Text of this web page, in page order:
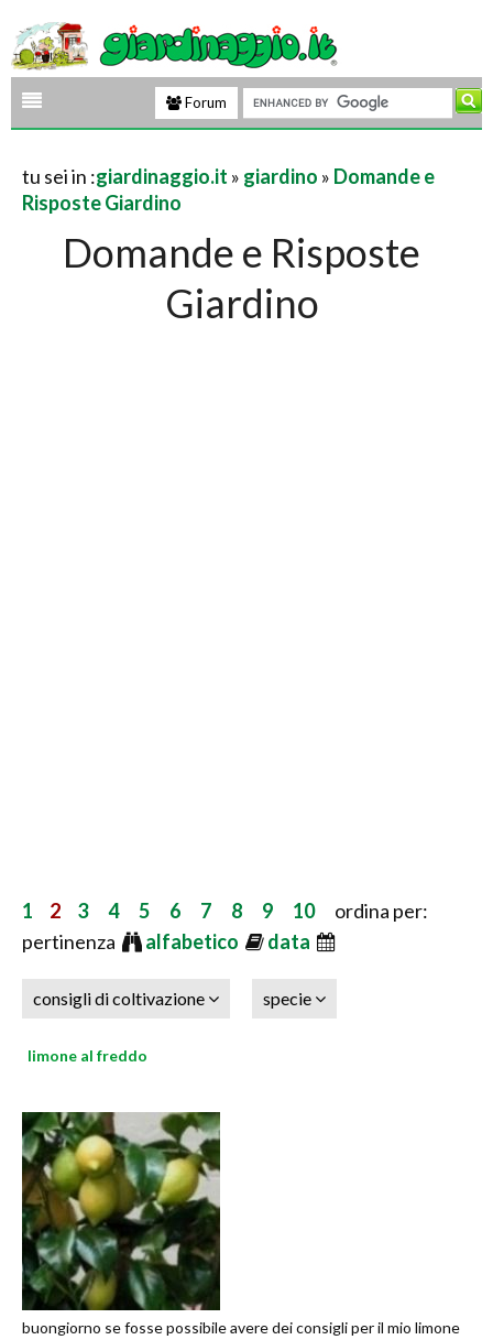
Forum
tu sei in :giardinaggio.it » giardino » Domande e
Risposte Giardino
Domande e Risposte
Giardino
1 2 3 4 5 6 7 8 9 10ordina per:
pertinenza
alfabetico data
consigli di coltivazione specie
limone al freddo
buongiorno se fosse possibile avere dei consigli per il mio limone